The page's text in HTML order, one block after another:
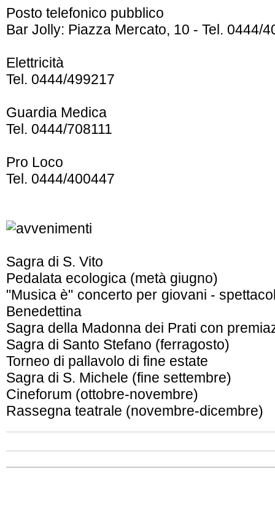
Posto telefonico pubblico
Bar Jolly: Piazza Mercato, 10 - Tel. 0444/
Elettricità
Tel. 0444/499217
Guardia Medica
Tel. 0444/708111
Pro Loco
Tel. 0444/400447
Sagra di S. Vito
Pedalata ecologica (metà giugno)
"Musica è" concerto per giovani -
Benedettina
Sagra della Madonna dei Prati con
Sagra di Santo Stefano (ferragosto)
Torneo di pallavolo di fine estate
Sagra di S. Michele (fine settembre)
Cineforum (ottobre-novembre)
Rassegna teatrale (novembre-dicembre)